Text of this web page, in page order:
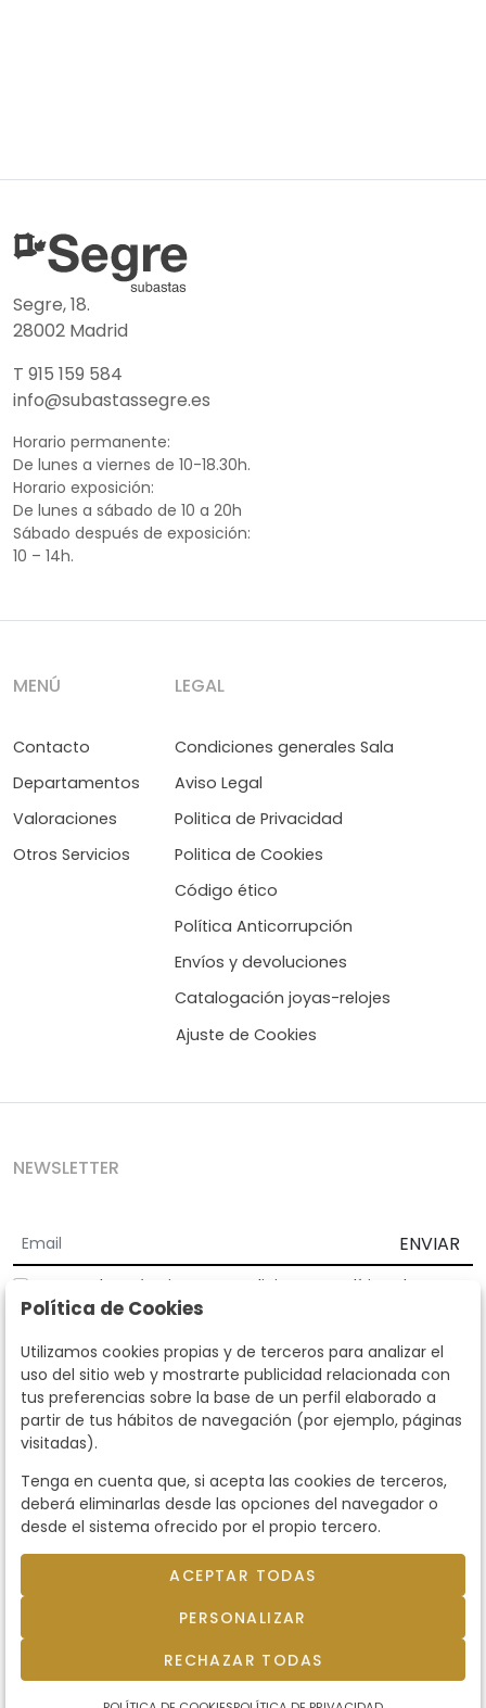
Segre, 18.
28002 Madrid
T 915 159 584
info@subastassegre.es
Horario permanente:
De lunes a viernes de 10-18.30h.
Horario exposición:
De lunes a sábado de 10 a 20h
Sábado después de exposición:
10 – 14h.
MENÚ
Contacto
Departamentos
Valoraciones
Otros Servicios
LEGAL
Condiciones generales Sala
Aviso Legal
Politica de Privacidad
Politica de Cookies
Código ético
Política Anticorrupción
Envíos y devoluciones
Catalogación joyas-relojes
Ajuste de Cookies
NEWSLETTER
ENVIAR
Acepto los Términos y Condiciones
Política de
privacidad
Según la LOPD y disposiciones de desarrollo, informamos que sus
datos personales serán tratados por parte de Subastas Segre con la
finalidad de gestionar la relación comercial. Puede ejercitar los
derechos de acceso, rectificación, cancelación, oposición y demás
derechos en los términos establecidos en la normativa vigente
dirigiéndote a nosotros. Asimismo, nos puede solicitar el envío de
llamando al teléfono 915159584 o enviando un e-mail a
info@subastassegre.es
Este sitio está protegido por reCAPTCHA y se aplican la
Términos de servicio de Google.
© 2026
Desarrollado por Labelgrup Networks.
Política de Cookies
Utilizamos cookies propias y de terceros para analizar el
uso del sitio web y mostrarte publicidad relacionada con
tus preferencias sobre la base de un perfil elaborado a
partir de tus hábitos de navegación (por ejemplo, páginas
visitadas).
Tenga en cuenta que, si acepta las cookies de terceros,
deberá eliminarlas desde las opciones del navegador o
desde el sistema ofrecido por el propio tercero.
ACEPTAR TODAS
PERSONALIZAR
RECHAZAR TODAS